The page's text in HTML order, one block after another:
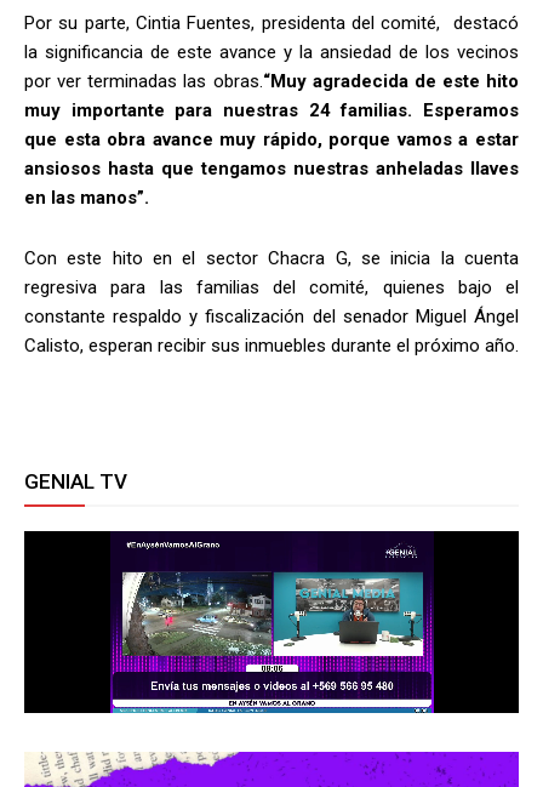
Por su parte, Cintia Fuentes, presidenta del comité, destacó
la significancia de este avance y la ansiedad de los vecinos
por ver terminadas las obras.“Muy agradecida de este hito
muy importante para nuestras 24 familias. Esperamos
que esta obra avance muy rápido, porque vamos a estar
ansiosos hasta que tengamos nuestras anheladas llaves
en las manos”.
Con este hito en el sector Chacra G, se inicia la cuenta
regresiva para las familias del comité, quienes bajo el
constante respaldo y fiscalización del senador Miguel Ángel
Calisto, esperan recibir sus inmuebles durante el próximo año.
GENIAL TV